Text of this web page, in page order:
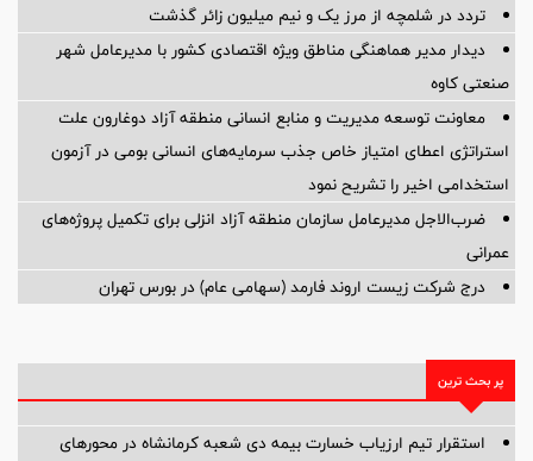
تردد در شلمچه از مرز یک و نیم میلیون زائر گذشت
دیدار مدیر هماهنگی مناطق ویژه اقتصادی کشور با مدیرعامل شهر
صنعتی کاوه
معاونت توسعه مدیریت و منابع انسانی منطقه آزاد دوغارون علت
استراتژی اعطای امتیاز خاص جذب سرمایه‌های انسانی بومی در آزمون
استخدامی اخیر را تشریح نمود
ضرب‌الاجل مدیرعامل سازمان منطقه آزاد انزلی برای تكمیل پروژه‌های
عمرانی
درج شرکت زیست اروند فارمد (سهامی عام) در بورس تهران
پر بحث ترین
استقرار تیم ارزیاب خسارت بیمه دی شعبه کرمانشاه در محورهای